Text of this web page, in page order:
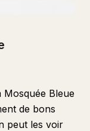
Mosquée Bleue
de bons
peut les voir